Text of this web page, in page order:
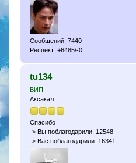
Сообщений: 7440
Респект: +6485/-0
tu134
ВИП
Аксакал
Спасибо
-> Вы поблагодарили: 12548
-> Вас поблагодарили: 16341